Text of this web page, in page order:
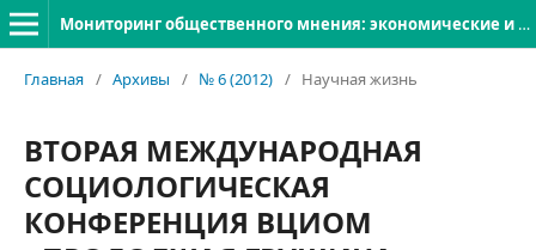
Мониторинг общественного мнения: экономические и социальные перемены
Главная / Архивы / № 6 (2012) / Научная жизнь
ВТОРАЯ МЕЖДУНАРОДНАЯ
СОЦИОЛОГИЧЕСКАЯ
КОНФЕРЕНЦИЯ ВЦИОМ